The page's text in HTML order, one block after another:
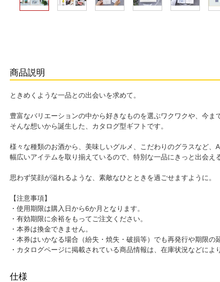
商品説明
ときめくような一品との出会いを求めて。
豊富なバリエーションの中から好きなものを選ぶワクワクや、今ま
そんな想いから誕生した、カタログ型ギフトです。
様々な種類のお酒から、美味しいグルメ、こだわりのグラスなど、
幅広いアイテムを取り揃えているので、特別な一品にきっと出会え
思わず笑顔が溢れるような、素敵なひとときを過ごせますように。
【注意事項】
・使用期限は購入日から6か月となります。
・有効期限に余裕をもってご注文ください。
・本券は換金できません。
・本券はいかなる場合（紛失・焼失・破損等）でも再発行や期限の
・カタログページに掲載されている商品情報は、在庫状況などによ
仕様